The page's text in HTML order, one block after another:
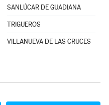
SANLÚCAR DE GUADIANA
TRIGUEROS
VILLANUEVA DE LAS CRUCES